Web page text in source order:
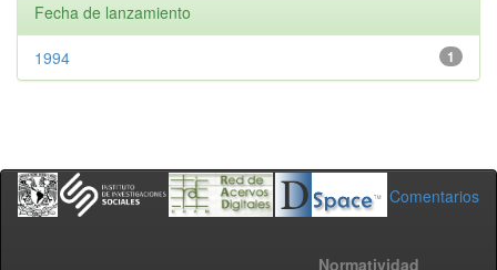
Fecha de lanzamiento
1
1994
Comentarios
Normatividad